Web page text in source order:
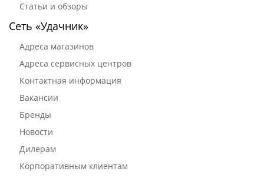
Статьи и обзоры
Сеть «Удачник»
Адреса магазинов
Адреса сервисных центров
Контактная информация
Вакансии
Бренды
Новости
Дилерам
Корпоративным клиентам